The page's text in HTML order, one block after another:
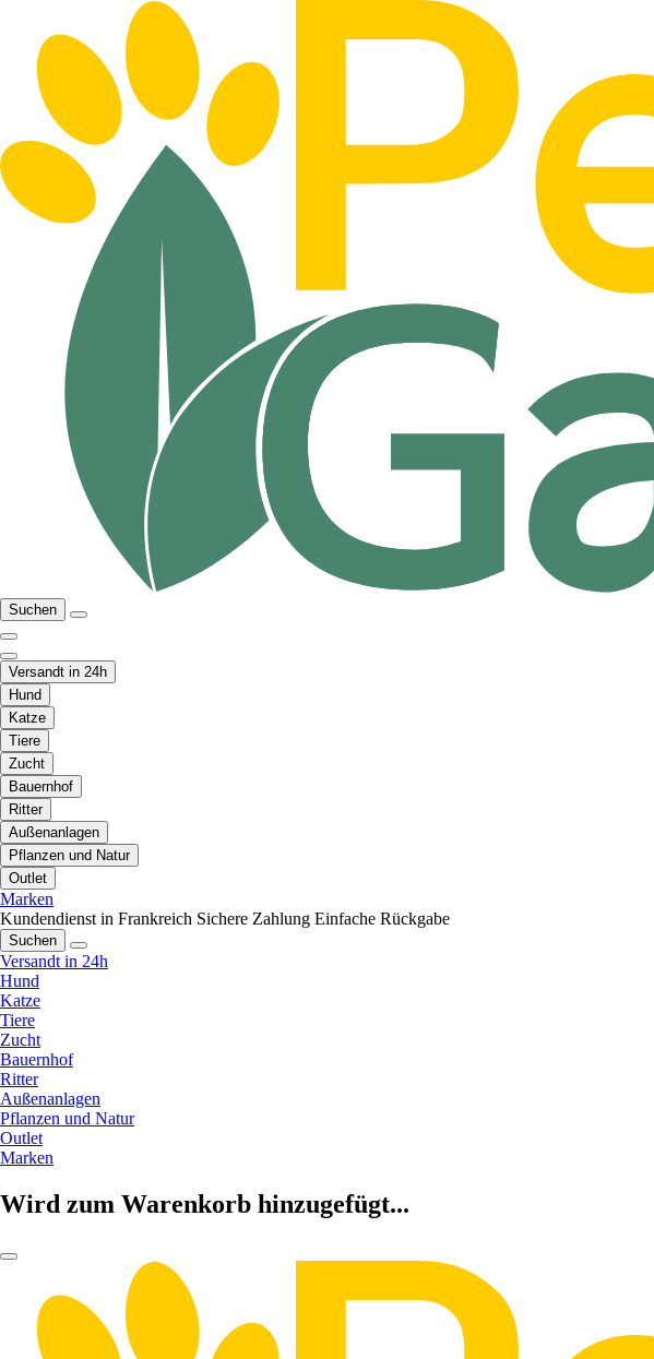
Suchen
Versandt in 24h
Hund
Katze
Tiere
Zucht
Bauernhof
Ritter
Außenanlagen
Pflanzen und Natur
Outlet
Marken
Kundendienst in Frankreich Sichere Zahlung Einfache Rückgabe
Suchen
Versandt in 24h
Hund
Katze
Tiere
Zucht
Bauernhof
Ritter
Außenanlagen
Pflanzen und Natur
Outlet
Marken
Wird zum Warenkorb hinzugefügt...